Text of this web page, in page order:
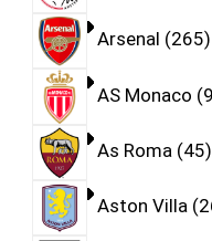
Arsenal 265
AS Monaco 9
As Roma 45
Aston Villa